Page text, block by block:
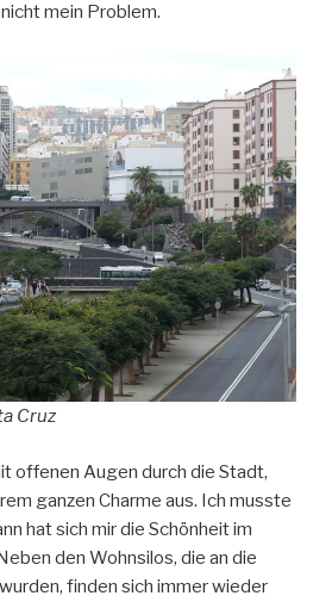
mein Problem.
Cruz
offenen Augen durch die Stadt,
ganzen Charme aus. Ich musste
hat sich mir die Schönheit im
den Wohnsilos, die an die
finden sich immer wieder